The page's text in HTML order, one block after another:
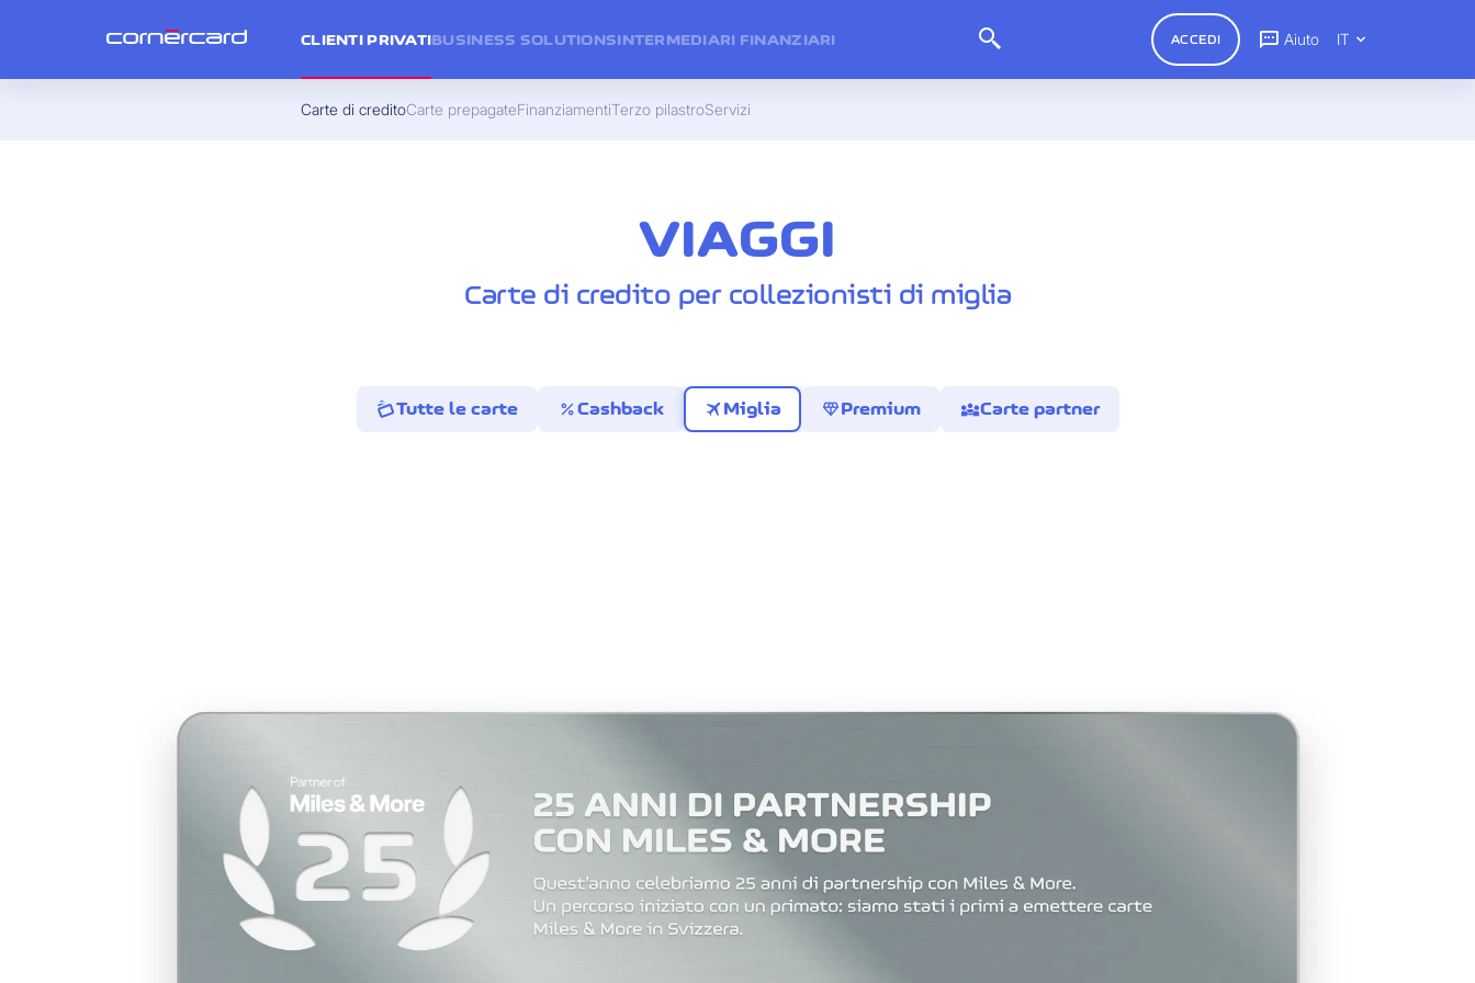
VIAGGI
Carte di credito per collezionisti di miglia
Tutte le carte percentCashback travel Miglia diamondPremium diversity_3Carte partner
CLIENTI PRIVATI
Carte di creditoCarte prepagateFinanziamentiTerzo pilastroServizi
BUSINESS SOLUTIONSINTERMEDIARI FINANZIARI ACCEDI Aiuto IT